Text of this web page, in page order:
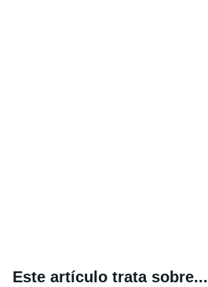
Este artículo trata sobre...